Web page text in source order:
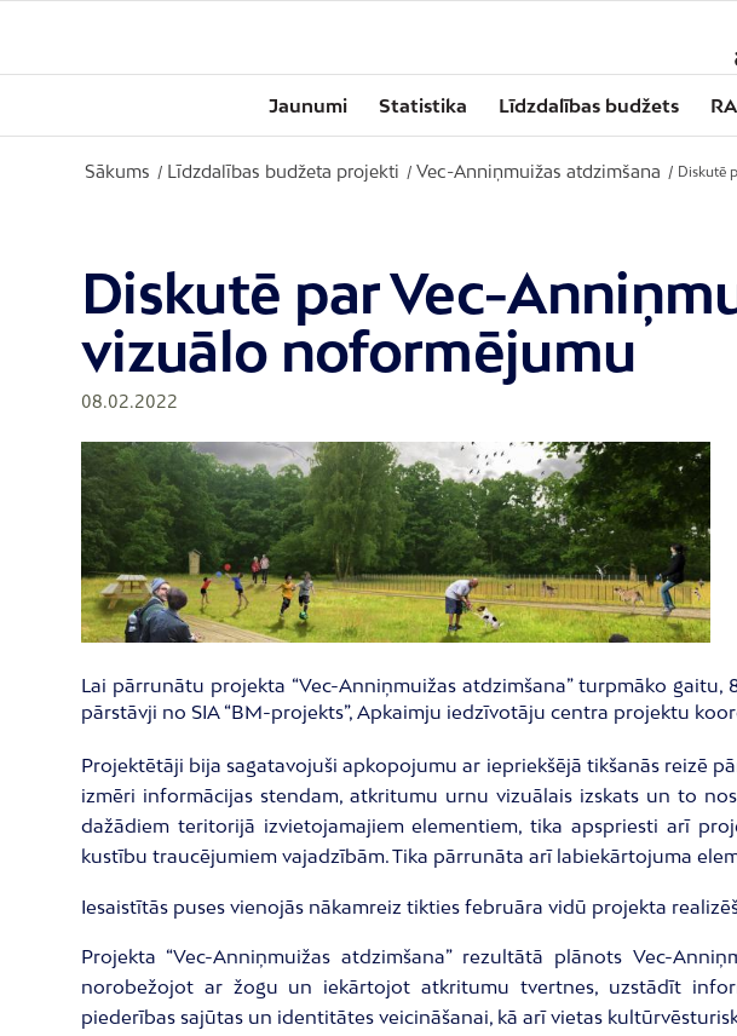
Jaunumi Statistika Līdzdalības budžets
Sākums / Līdzdalības budžeta projekti / Vec-Anniņmuižas atdzimšana / Diskutē
Diskutē par Vec-
vizuālo noformējumu
08.02.2022
Lai pārrunātu projekta “Vec-Anniņmuižas atdzimšana” turpmāko
pārstāvji no SIA “BM-projekts”, Apkaimju iedzīvotāju centra projektu
Projektētāji bija sagatavojuši apkopojumu ar iepriekšējā tikšanās reizē
izmēri informācijas stendam, atkritumu urnu vizuālais izskats un to
dažādiem teritorijā izvietojamajiem elementiem, tika apspriesti arī
kustību traucējumiem vajadzībām. Tika pārrunāta arī labiekārtojuma
Iesaistītās puses vienojās nākamreiz tikties februāra vidū projekta
Projekta “Vec-Anniņmuižas atdzimšana” rezultātā plānots Vec-
norobežojot ar žogu un iekārtojot atkritumu tvertnes, uzstādīt
piederības sajūtas un identitātes veicināšanai, kā arī vietas